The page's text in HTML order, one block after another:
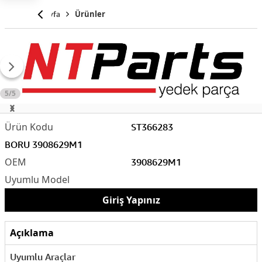
Anasayfa Ürünler
5/5
ST366283
3908629M1
BORU 3908629M1
Giriş Yapınız
Açıklama
Uyumlu Araçlar